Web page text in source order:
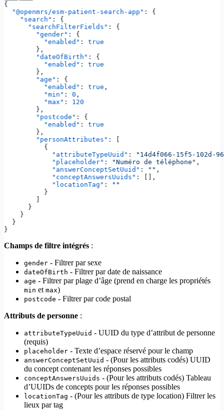
{
  "@openmrs/esm-patient-search-app"
: {
    "search"
: {
      "searchFilterFields"
: {
        "gender"
: {
          "enabled"
: true
        },
        "dateOfBirth"
: {
          "enabled"
: true
        },
        "age"
: {
          "enabled"
: true ,
          "min"
: 0 ,
          "max"
: 120
        },
        "postcode"
: {
          "enabled"
: true
        },
        "personAttributes"
: [
          {
            "attributeTypeUuid"
:
"14d4f066-15f5-102d-
            "placeholder"
: "Numéro de téléphone" ,
            "answerConceptSetUuid"
: "" ,
            "conceptAnswersUuids"
: [],
            "locationTag"
:
""
          }
      }
    }
  }
}
Champs de filtre intégrés :
gender - Filtrer par sexe
dateOfBirth - Filtrer par date de naissance
age - Filtrer par plage d’âge (prend en charge les propriétés
min et max)
postcode - Filtrer par code postal
Attributs de personne :
attributeTypeUuid - UUID du type d’attribut de personne
(requis)
placeholder - Texte d’espace réservé pour le champ
answerConceptSetUuid - (Pour les attributs codés) UUID
du concept contenant les réponses possibles
conceptAnswersUuids - (Pour les attributs codés) Tableau
d’UUIDs de concepts pour les réponses possibles
locationTag - (Pour les attributs de type location) Filtrer les
lieux par tag